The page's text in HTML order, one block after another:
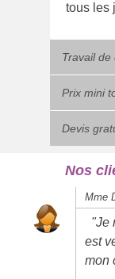
tous les
Travail de
Prix mini
Devis
Nos
Mme
"Je
est
mon